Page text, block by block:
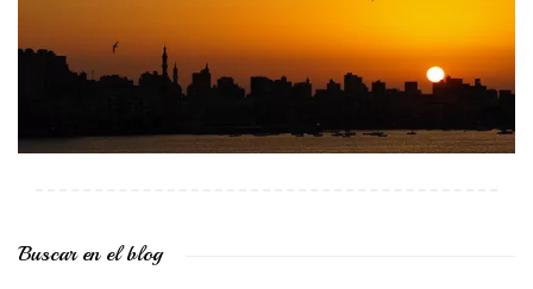
Buscar en el blog